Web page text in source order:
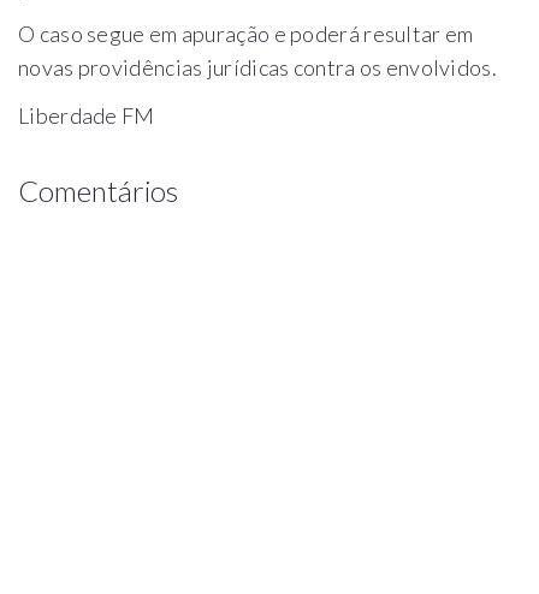
O caso segue em apuração e poderá resultar em
novas providências jurídicas contra os envolvidos.
Liberdade FM
Comentários